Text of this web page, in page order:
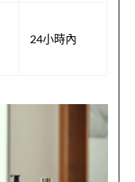
24小時內